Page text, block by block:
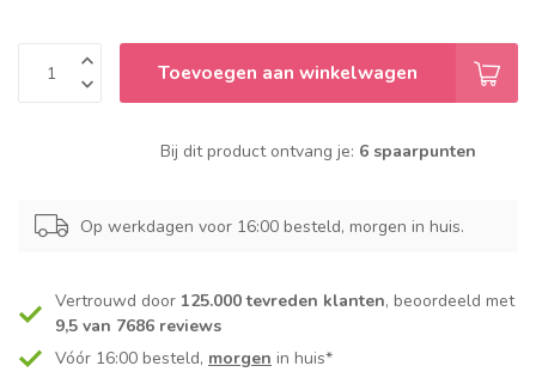
Toevoegen aan winkelwagen
Bij dit product ontvang je: 6 spaarpunten
Op werkdagen voor 16:00 besteld, morgen in huis.
Vertrouwd door 125.000 tevreden klanten, beoordeeld met
9,5 van 7686 reviews
Vóór 16:00 besteld, morgen in huis*